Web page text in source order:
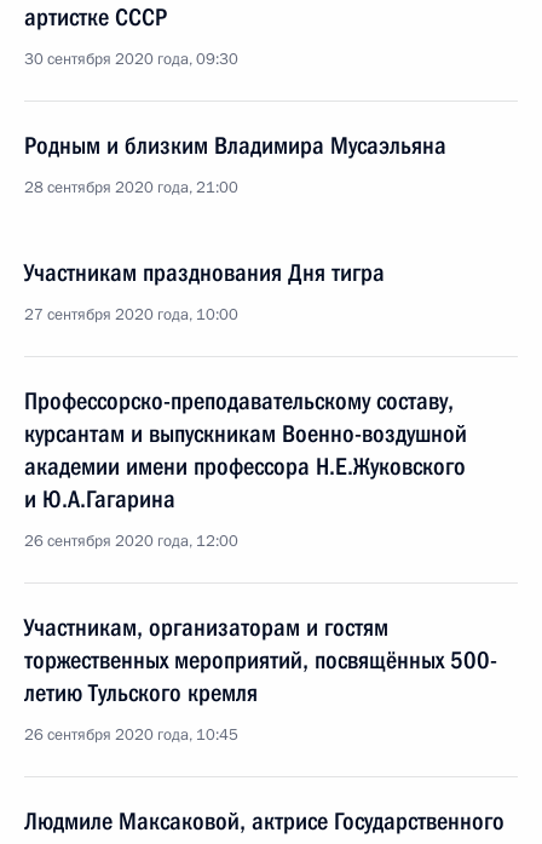
артистке СССР
30 сентября 2020 года, 09:30
Родным и близким Владимира Мусаэльяна
28 сентября 2020 года, 21:00
Участникам празднования Дня тигра
27 сентября 2020 года, 10:00
Профессорско-преподавательскому составу,
курсантам и выпускникам Военно-воздушной
академии имени профессора Н.Е.Жуковского
и Ю.А.Гагарина
26 сентября 2020 года, 12:00
Участникам, организаторам и гостям
торжественных мероприятий, посвящённых 500-
летию Тульского кремля
26 сентября 2020 года, 10:45
Людмиле Максаковой, актрисе Государственного